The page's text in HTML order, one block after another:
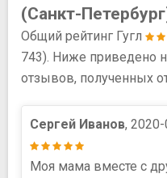
(Санкт-
Общий рейтинг Гугл
743). Ниже приведено
отзывов, полученных от
Сергей Иванов,
Моя мама вместе с